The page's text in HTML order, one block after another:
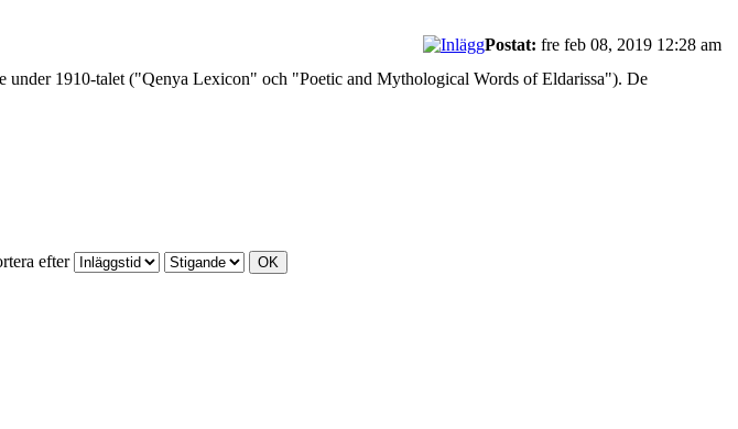
Postat: fre feb 08, 2019 12:28 am
under 1910-talet ("Qenya Lexicon" och "Poetic and Mythological Words of Eldarissa"). De
efter